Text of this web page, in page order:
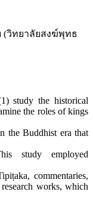
(วิทยาลัยสงฆ์พุทธ
the historical
the roles of kings
the Buddhist era that
study employed
commentaries,
works, which